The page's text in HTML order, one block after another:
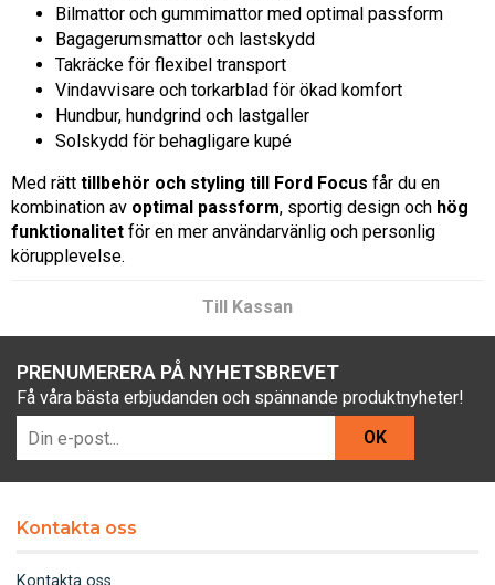
Bilmattor och gummimattor med optimal passform
Bagagerumsmattor och lastskydd
Takräcke för flexibel transport
Vindavvisare och torkarblad för ökad komfort
Hundbur, hundgrind och lastgaller
Solskydd för behagligare kupé
Med rätt tillbehör och styling till Ford Focus får du en
kombination av optimal passform, sportig design och hög
funktionalitet för en mer användarvänlig och personlig
körupplevelse.
Till Kassan
PRENUMERERA PÅ NYHETSBREVET
Få våra bästa erbjudanden och spännande produktnyheter!
OK
Kontakta oss